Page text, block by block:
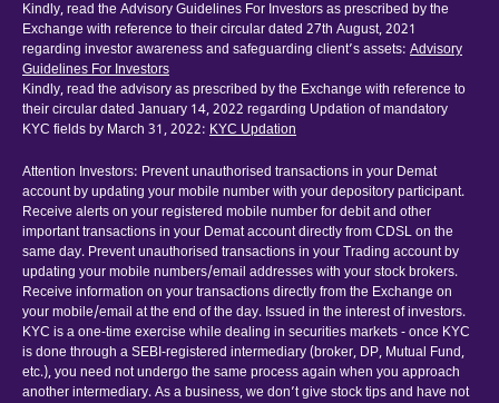
Kindly, read the Advisory Guidelines For Investors as prescribed by the
Exchange with reference to their circular dated 27th August, 2021
regarding investor awareness and safeguarding client’s assets: Advisory
Guidelines For Investors
Kindly, read the advisory as prescribed by the Exchange with reference to
their circular dated January 14, 2022 regarding Updation of mandatory
KYC fields by March 31, 2022: KYC Updation
Attention Investors: Prevent unauthorised transactions in your Demat
account by updating your mobile number with your depository participant.
Receive alerts on your registered mobile number for debit and other
important transactions in your Demat account directly from CDSL on the
same day. Prevent unauthorised transactions in your Trading account by
updating your mobile numbers/email addresses with your stock brokers.
Receive information on your transactions directly from the Exchange on
your mobile/email at the end of the day. Issued in the interest of investors.
KYC is a one-time exercise while dealing in securities markets - once KYC
is done through a SEBI-registered intermediary (broker, DP, Mutual Fund,
etc.), you need not undergo the same process again when you approach
another intermediary. As a business, we don’t give stock tips and have not